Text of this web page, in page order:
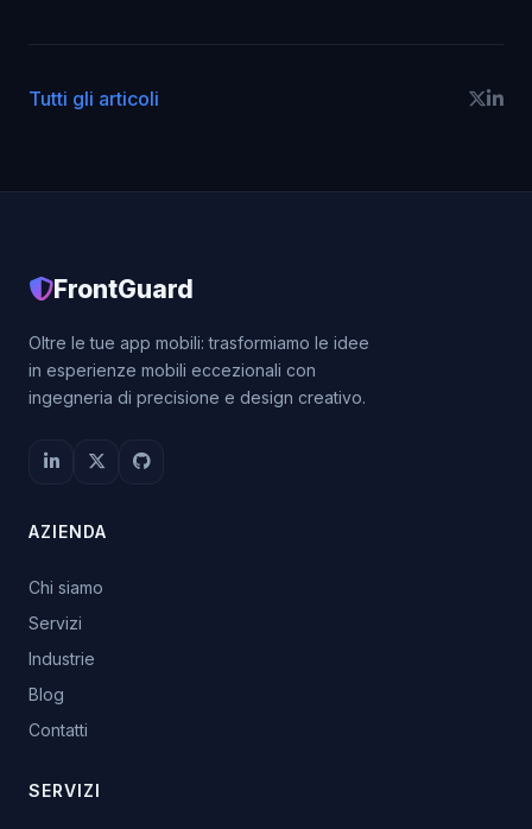
Tutti gli articoli
FrontGuard
Oltre le tue app mobili: trasformiamo le idee
in esperienze mobili eccezionali con
ingegneria di precisione e design creativo.
AZIENDA
Chi siamo
Servizi
Industrie
Blog
Contatti
SERVIZI